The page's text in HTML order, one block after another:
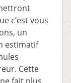
c’est vous
un
estimatif
Cette